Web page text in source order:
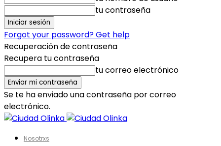
tu contraseña
Forgot your password? Get help
Recuperación de contraseña
Recupera tu contraseña
tu correo electrónico
Se te ha enviado una contraseña por correo
electrónico.
Nosotrxs